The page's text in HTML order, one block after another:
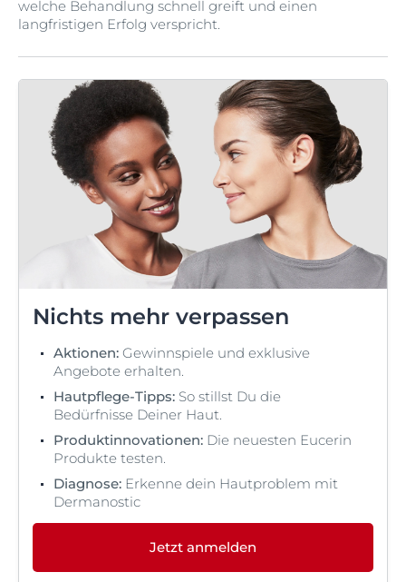
welche Behandlung schnell greift und einen
langfristigen Erfolg verspricht.
Nichts mehr verpassen
Aktionen: Gewinnspiele und exklusive
Angebote erhalten.
Hautpflege-Tipps: So stillst Du die
Bedürfnisse Deiner Haut.
Produktinnovationen: Die neuesten Eucerin
Produkte testen.
Diagnose: Erkenne dein Hautproblem mit
Dermanostic
Jetzt anmelden